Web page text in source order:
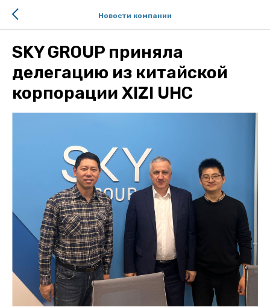
Новости компании
SKY GROUP приняла
делегацию из китайской
корпорации XIZI UHC